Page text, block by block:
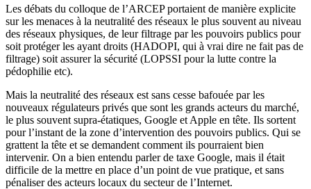
Les débats du colloque de l’ARCEP portaient de manière explicite
sur les menaces à la neutralité des réseaux le plus souvent au niveau
des réseaux physiques, de leur filtrage par les pouvoirs publics pour
soit protéger les ayant droits (HADOPI, qui à vrai dire ne fait pas de
filtrage) soit assurer la sécurité (LOPSSI pour la lutte contre la
pédophilie etc).
Mais la neutralité des réseaux est sans cesse bafouée par les
nouveaux régulateurs privés que sont les grands acteurs du marché,
le plus souvent supra-étatiques, Google et Apple en tête. Ils sortent
pour l’instant de la zone d’intervention des pouvoirs publics. Qui se
grattent la tête et se demandent comment ils pourraient bien
intervenir. On a bien entendu parler de taxe Google, mais il était
difficile de la mettre en place d’un point de vue pratique, et sans
pénaliser des acteurs locaux du secteur de l’Internet.